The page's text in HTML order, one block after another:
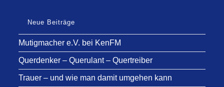
Neue Beiträge
Mutigmacher e.V. bei KenFM
Querdenker – Querulant – Quertreiber
Trauer – und wie man damit umgehen kann